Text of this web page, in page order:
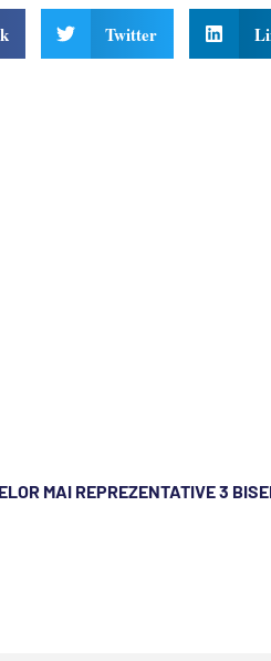
Twitter
MAI REPREZENTATIVE 3